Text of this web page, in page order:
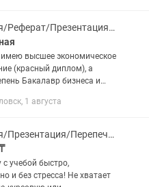
Курсовая/Реферат/Презентация и т.п
высшее экономическое
(красный диплом), а
Бакалавр бизнеса и
нужных ТЕБЕ
1 августа
Курсовая/Презентация/Перепечатка/Работы в Word
учебой быстро,
стресса! Не хватает